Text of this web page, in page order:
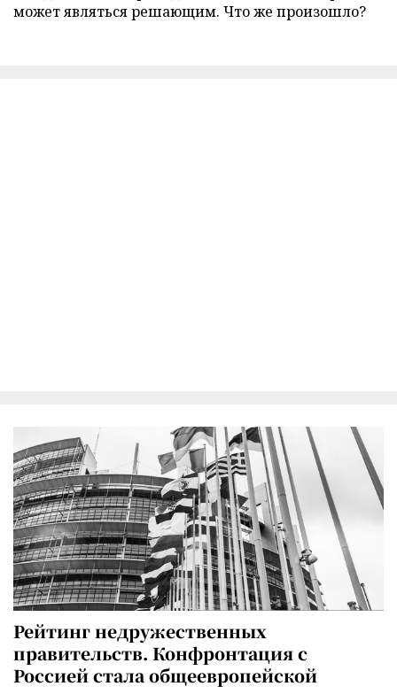
может являться решающим. Что же произошло?
Рейтинг недружественных
правительств. Конфронтация с
Россией стала общеевропейской